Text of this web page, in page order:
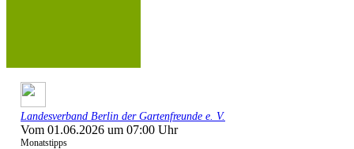
Landesverband Berlin der Gartenfreunde e. V.
Vom 01.06.2026 um 07:00 Uhr
Monatstipps